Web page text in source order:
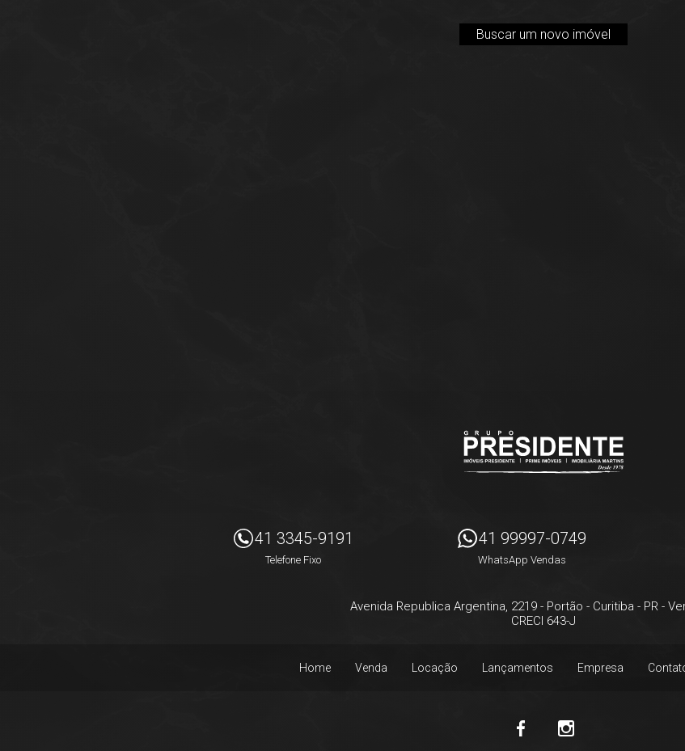
Buscar um novo imóvel
41 3345-9191
Telefone Fixo
41 99997-0749
WhatsApp Vendas
Avenida Republica Argentina, 2219 - Portão - Curitiba - PR -
CRECI 643-J
Home Venda Locação Lançamentos Empresa